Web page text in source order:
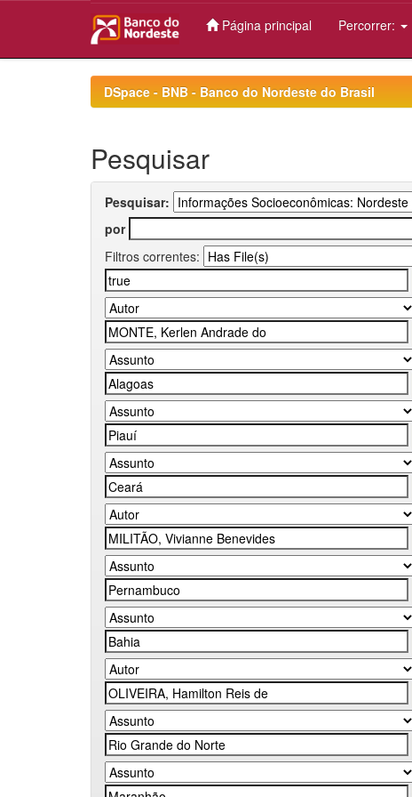
Página principal Percorrer:
DSpace - BNB - Banco do Nordeste do Brasil
Pesquisar
Pesquisar:
por
Filtros correntes: